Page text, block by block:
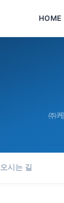
HOME
㈜
오시는 길